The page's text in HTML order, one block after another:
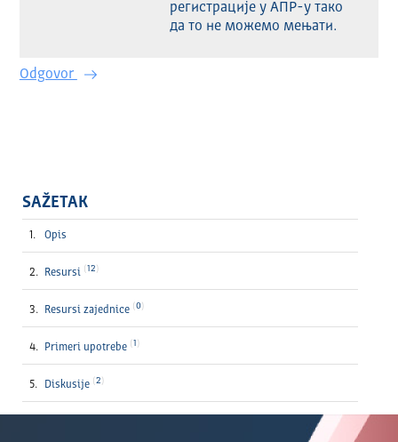
регистрације у АПР-у тако
да то не можемо мењати.
Odgovor
SAŽETAK
Opis
Resursi 12
Resursi zajednice 0
Primeri upotrebe 1
Diskusije 2